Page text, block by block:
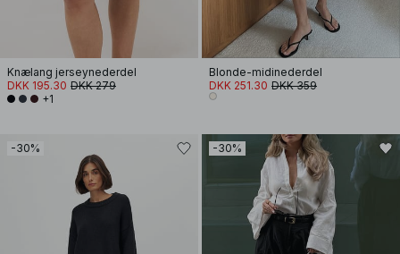
Knælang jerseynederdel
DKK 195.30 DKK 279
+1
Blonde-midinederdel
DKK 251.30 DKK 359
-30% -30%